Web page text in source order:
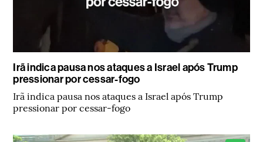
Irã indica pausa nos ataques a Israel após Trump
pressionar por cessar-fogo
Irã indica pausa nos ataques a Israel após Trump
pressionar por cessar-fogo